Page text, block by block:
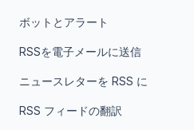
ボットとアラート
RSSを電子メールに送信
ニュースレターを RSS に
RSS フィードの翻訳